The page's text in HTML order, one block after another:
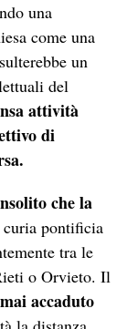
una
come una
un
del
attività
di
che la
pontificia
tra le
o Orvieto. Il
accaduto